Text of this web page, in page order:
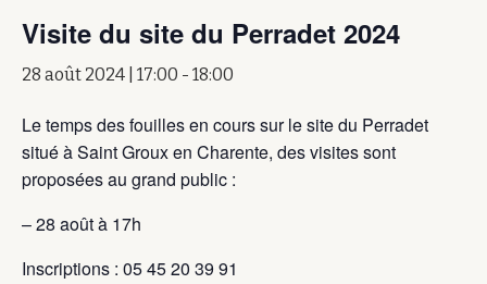
Visite du site du Perradet 2024
28 août 2024 | 17:00 - 18:00
Le temps des fouilles en cours sur le site du Perradet
situé à Saint Groux en Charente, des visites sont
proposées au grand public :
– 28 août à 17h
Inscriptions : 05 45 20 39 91